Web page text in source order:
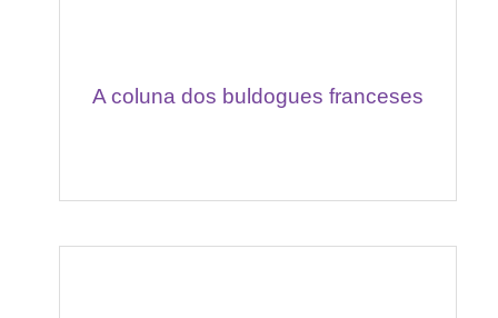
A coluna dos buldogues franceses